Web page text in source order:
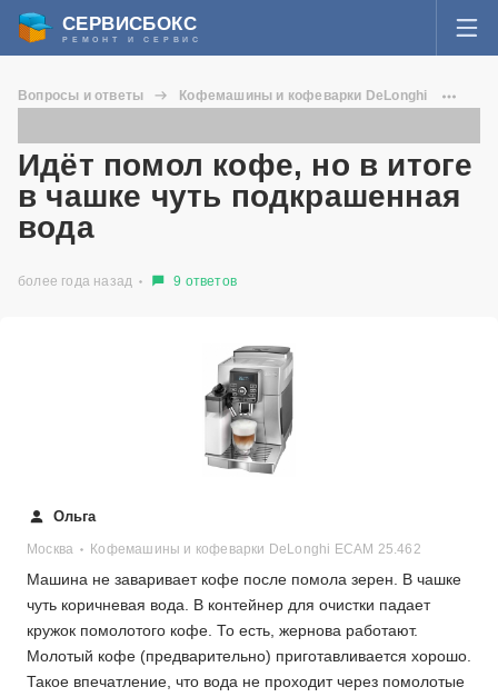
СЕРВИСБОКС
РЕМОНТ И СЕРВИС
Я забыл пароль
Регистрация
ВОПРОСЫ И ОТВЕТЫ
ДОБАВИТЬ СЕРВИСНЫЙ ЦЕНТР ИЛИ ЧАСТНОГО МАСТЕРА
ЗАДАТЬ ВОПРОС МАСТЕРАМ
Вопросы и ответы
Кофемашины и кофеварки DeLonghi
Идёт помол кофе, но в итоге
в чашке чуть подкрашенная
вода
более года назад 9 ответов
Ольга
Москва Кофемашины и кофеварки DeLonghi ECAM 25.462
Машина не заваривает кофе после помола зерен. В чашке
чуть коричневая вода. В контейнер для очистки падает
кружок помолотого кофе. То есть, жернова работают.
Молотый кофе (предварительно) приготавливается хорошо.
Такое впечатление, что вода не проходит через помолотые